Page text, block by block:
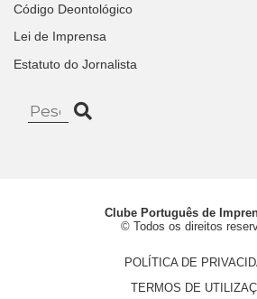
Código Deontológico
Lei de Imprensa
Estatuto do Jornalista
Clube Português de
© Todos os direitos
POLÍTICA DE
TERMOS DE